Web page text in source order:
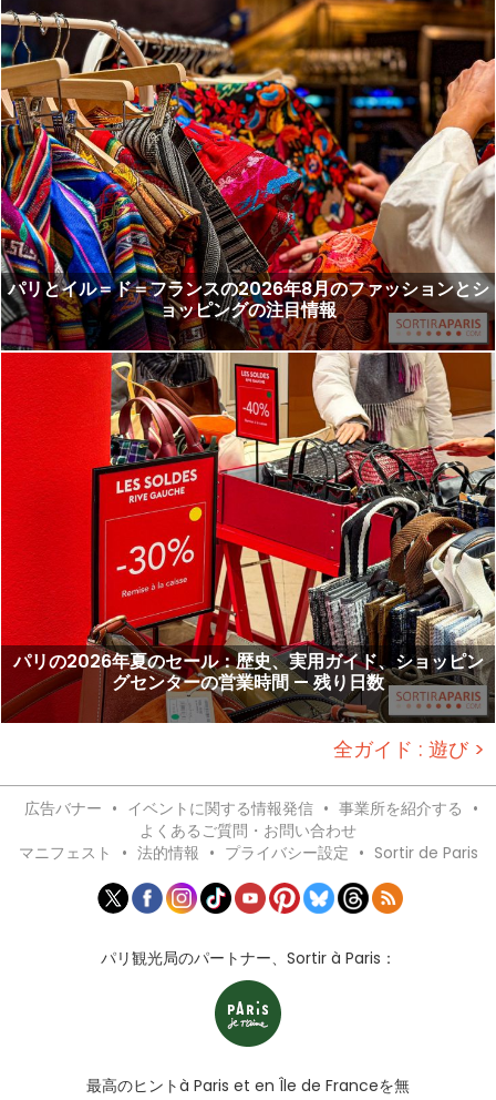
パリとイル＝ド＝フランスの2026年8月のファッションとシ
ョッピングの注目情報
パリの2026年夏のセール：歴史、実用ガイド、ショッピン
グセンターの営業時間 — 残り日数
全ガイド : 遊び >
広告バナー • イベントに関する情報発信 • 事業所を紹介する •
よくあるご質問・お問い合わせ
マニフェスト
• 法的情報 • プライバシー設定 • Sortir de Paris
パリ観光局のパートナー、Sortir à Paris：
最高のヒントà Paris et en Île de Franceを無